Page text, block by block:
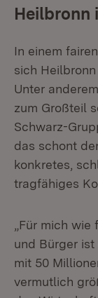
Heilbronn
In einem
sich
Unter
zum Großteil
Schwarz-
das schont
konkretes,
tragfähiges
„Für mich
und Bürger
mit 50
vermutlich